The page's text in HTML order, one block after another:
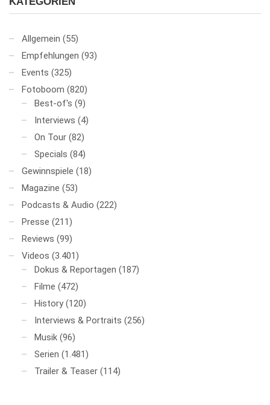
Allgemein (55)
Empfehlungen (93)
Events (325)
Fotoboom (820)
Best-of's (9)
Interviews (4)
On Tour (82)
Specials (84)
Gewinnspiele (18)
Magazine (53)
Podcasts & Audio (222)
Presse (211)
Reviews (99)
Videos (3.401)
Dokus & Reportagen (187)
Filme (472)
History (120)
Interviews & Portraits (256)
Musik (96)
Serien (1.481)
Trailer & Teaser (114)